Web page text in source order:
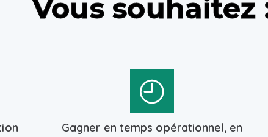
Vous souhaitez
Gagner en temps opérationnel, en